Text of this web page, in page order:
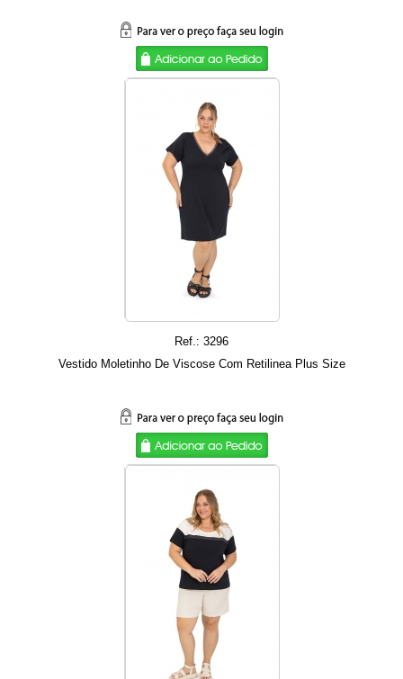
Ref.: 3296
Vestido Moletinho De Viscose Com Retilinea Plus Size